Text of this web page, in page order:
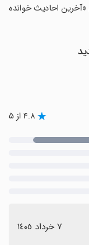
احادیث خوانده
۴.۸ از ۵
٧ خرداد ١٤٠٥